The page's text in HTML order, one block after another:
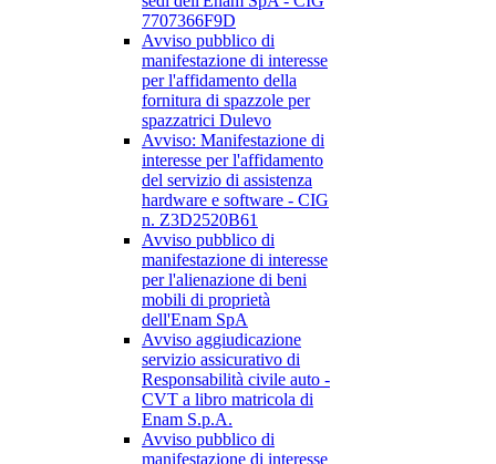
7707366F9D
Avviso pubblico di
manifestazione di interesse
per l'affidamento della
fornitura di spazzole per
spazzatrici Dulevo
Avviso: Manifestazione di
interesse per l'affidamento
del servizio di assistenza
hardware e software - CIG
n. Z3D2520B61
Avviso pubblico di
manifestazione di interesse
per l'alienazione di beni
mobili di proprietà
dell'Enam SpA
Avviso aggiudicazione
servizio assicurativo di
Responsabilità civile auto -
CVT a libro matricola di
Enam S.p.A.
Avviso pubblico di
manifestazione di interesse